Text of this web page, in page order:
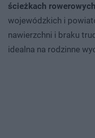
ścieżkach rowerowych
wojewódzkich i
nawierzchni i braku
idealna na rodzinne